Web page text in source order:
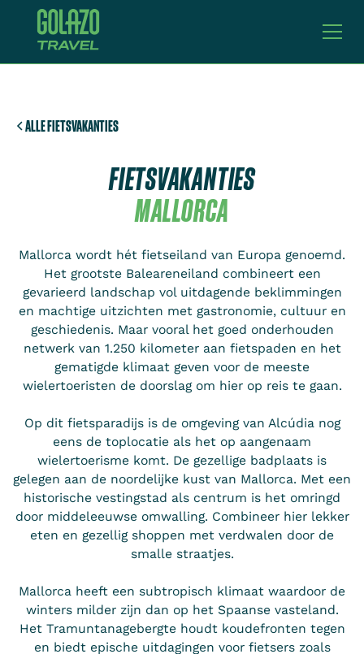
ALLE FIETSVAKANTIES
FIETSVAKANTIES
MALLORCA
Mallorca wordt hét fietseiland van Europa genoemd.
Het grootste Baleareneiland combineert een
gevarieerd landschap vol uitdagende beklimmingen
en machtige uitzichten met gastronomie, cultuur en
geschiedenis. Maar vooral het goed onderhouden
netwerk van 1.250 kilometer aan fietspaden en het
gematigde klimaat geven voor de meeste
wielertoeristen de doorslag om hier op reis te gaan.
Op dit fietsparadijs is de omgeving van Alcúdia nog
eens de toplocatie als het op aangenaam
wielertoerisme komt. De gezellige badplaats is
gelegen aan de noordelijke kust van Mallorca. Met een
historische vestingstad als centrum is het omringd
door middeleeuwse omwalling. Combineer hier lekker
eten en gezellig shoppen met verdwalen door de
smalle straatjes.
Mallorca heeft een subtropisch klimaat waardoor de
winters milder zijn dan op het Spaanse vasteland.
Het Tramuntanagebergte houdt koudefronten tegen
en biedt epische uitdagingen voor fietsers zoals